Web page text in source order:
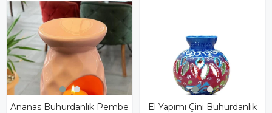
Ananas Buhurdanlık Pembe El Yapımı Çini Buhurdanlık